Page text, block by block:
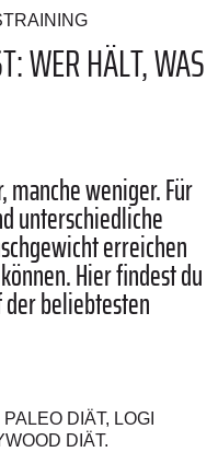
WER HÄLT, WAS
manche weniger. Für
unterschiedliche
erreichen
Hier findest du
beliebtesten
DIÄT, LOGI
DIÄT.